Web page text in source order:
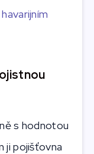
s hodnotou
ji pojišťovna